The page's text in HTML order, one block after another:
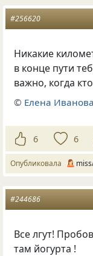
#256620
Никакие
в конце пути
важно, когда
© Елена Иванова
6 6
Опубликовала
#244686
Все лгут!
там йогурта !